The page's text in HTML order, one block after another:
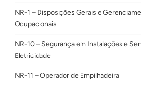
NR-1 – Disposições Gerais e
Ocupacionais
NR-10 – Segurança em Instalações e
Eletricidade
NR-11 – Operador de Empilhadeira